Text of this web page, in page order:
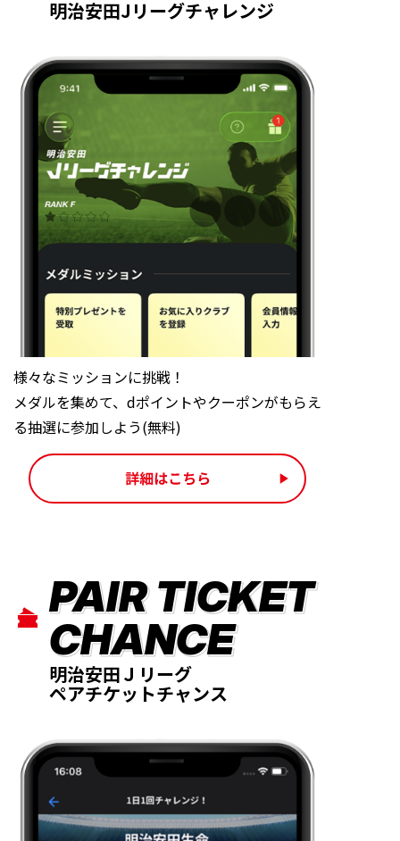
明治安田Jリーグチャレンジ
様々なミッションに挑戦！
メダルを集めて、dポイントやクーポンがもらえ
る抽選に参加しよう(無料)
PAIR TICKET
CHANCE
明治安田Ｊリーグ
ペアチケットチャンス